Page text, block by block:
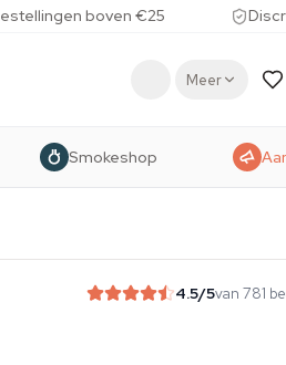
boven €25
Meer
Smokeshop
4.5/5van 781